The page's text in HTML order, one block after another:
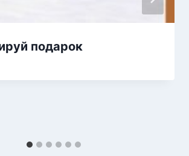
подарок